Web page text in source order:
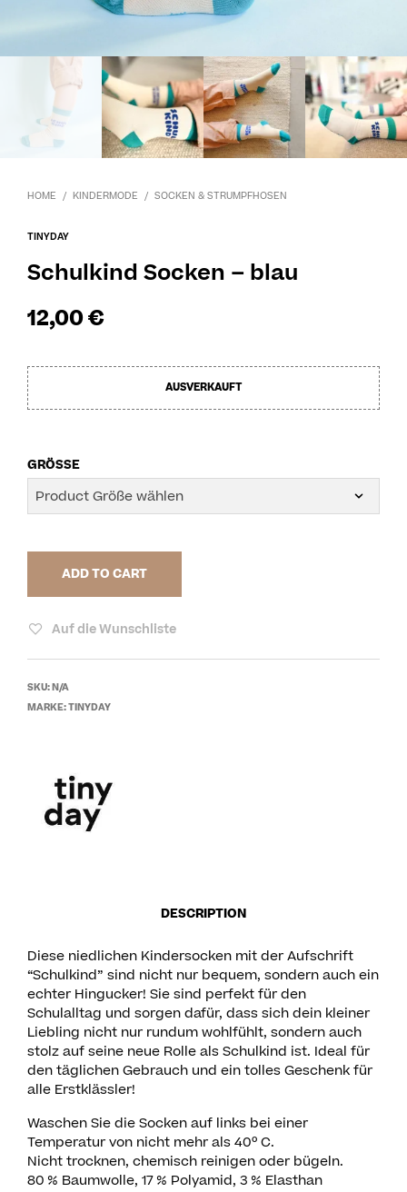
HOME / KINDERMODE / SOCKEN & STRUMPFHOSEN
TINYDAY
Schulkind Socken – blau
12,00€
AUSVERKAUFT
GRÖSSE
ADD TO CART
Auf die Wunschliste
SKU:N/A
MARKE:TINYDAY
DESCRIPTION
Diese niedlichen Kindersocken mit der Aufschrift
“Schulkind” sind nicht nur bequem, sondern auch ein
echter Hingucker! Sie sind perfekt für den
Schulalltag und sorgen dafür, dass sich dein kleiner
Liebling nicht nur rundum wohlfühlt, sondern auch
stolz auf seine neue Rolle als Schulkind ist. Ideal für
den täglichen Gebrauch und ein tolles Geschenk für
alle Erstklässler!
Waschen Sie die Socken auf links bei einer
Temperatur von nicht mehr als 40º C.
Nicht trocknen, chemisch reinigen oder bügeln.
80 % Baumwolle, 17 % Polyamid, 3 % Elasthan